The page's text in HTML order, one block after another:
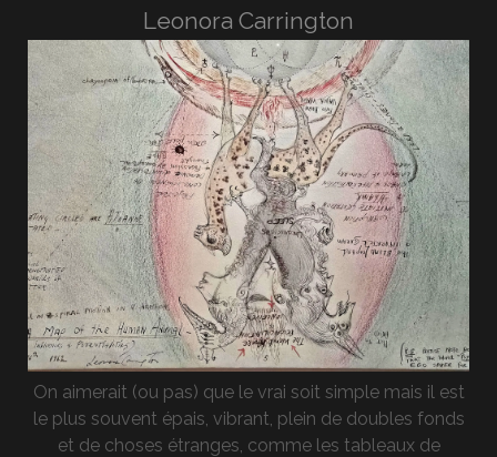
Leonora Carrington
On aimerait (ou pas) que le vrai soit simple mais il est
le plus souvent épais, vibrant, plein de doubles fonds
et de choses étranges, comme les tableaux de